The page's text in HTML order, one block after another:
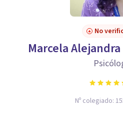
No
Marcela
Nº colegiado: